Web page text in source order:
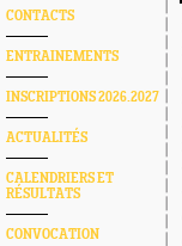
CONTACTS
ENTRAINEMENTS
INSCRIPTIONS 2026.2027
ACTUALITÉS
CALENDRIERS ET
RÉSULTATS
CONVOCATION